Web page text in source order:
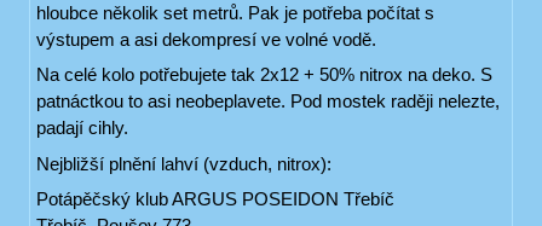
hloubce několik set metrů. Pak je potřeba počítat s
výstupem a asi dekompresí ve volné vodě.
Na celé kolo potřebujete tak 2x12 + 50% nitrox na deko. S
patnáctkou to asi neobeplavete. Pod mostek raději nelezte,
padají cihly.
Nejbližší plnění lahví (vzduch, nitrox):
Potápěčský klub ARGUS POSEIDON Třebíč